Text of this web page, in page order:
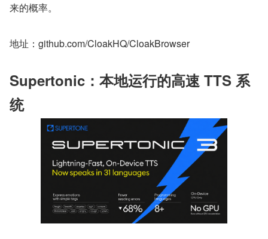
来的概率。
地址：github.com/CloakHQ/CloakBrowser
Supertonic：本地运行的高速 TTS 系
统